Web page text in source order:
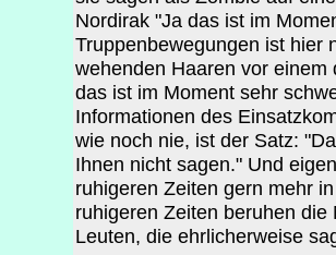
Nordirak "Ja das ist im
Truppenbewegungen ist hier
wehenden Haaren vor
das ist im Moment sehr
Informationen des
wie noch nie, ist der Satz:
Ihnen nicht sagen." Und
ruhigeren Zeiten gern mehr
ruhigeren Zeiten beruhen
Leuten, die ehrlicherweise